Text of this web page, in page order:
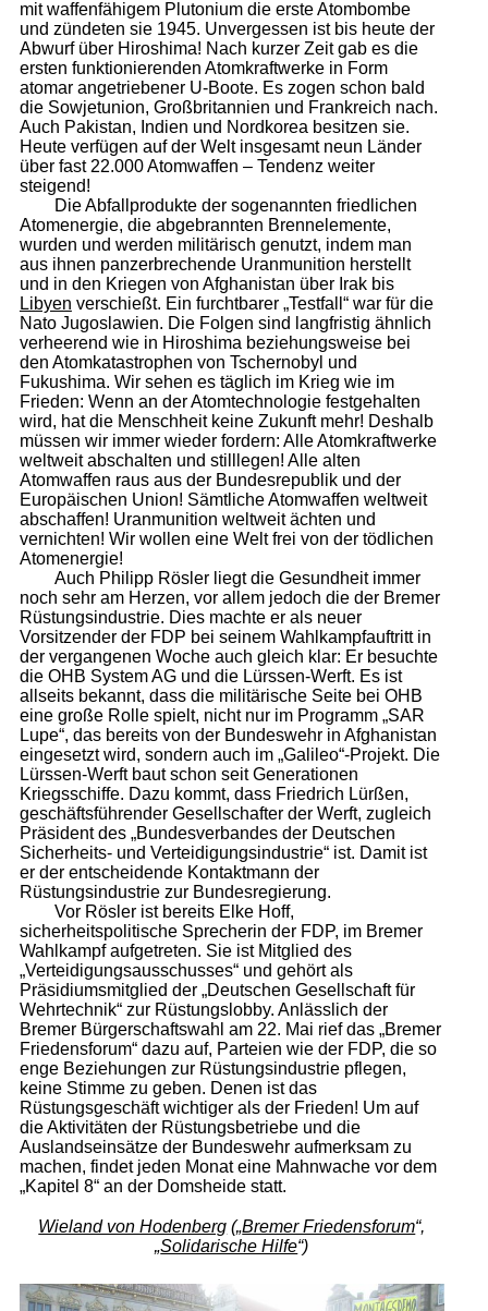
mit waffenfähigem Plutonium die erste Atombombe
und zündeten sie 1945. Unvergessen ist bis heute der
Abwurf über Hiroshima! Nach kurzer Zeit gab es die
ersten funktionierenden Atomkraftwerke in Form
atomar angetriebener U-Boote. Es zogen schon bald
die Sowjetunion, Großbritannien und Frankreich nach.
Auch Pakistan, Indien und Nordkorea besitzen sie.
Heute verfügen auf der Welt insgesamt neun Länder
über fast 22.000 Atomwaffen – Tendenz weiter
steigend!
Die Abfallprodukte der sogenannten friedlichen
Atomenergie, die abgebrannten Brennelemente,
wurden und werden militärisch genutzt, indem man
aus ihnen panzerbrechende Uranmunition herstellt
und in den Kriegen von Afghanistan über Irak bis
Libyen verschießt. Ein furchtbarer „Testfall“ war für die
Nato Jugoslawien. Die Folgen sind langfristig ähnlich
verheerend wie in Hiroshima beziehungsweise bei
den Atomkatastrophen von Tschernobyl und
Fukushima. Wir sehen es täglich im Krieg wie im
Frieden: Wenn an der Atomtechnologie festgehalten
wird, hat die Menschheit keine Zukunft mehr! Deshalb
müssen wir immer wieder fordern: Alle Atomkraftwerke
weltweit abschalten und stilllegen! Alle alten
Atomwaffen raus aus der Bundesrepublik und der
Europäischen Union! Sämtliche Atomwaffen weltweit
abschaffen! Uranmunition weltweit ächten und
vernichten! Wir wollen eine Welt frei von der tödlichen
Atomenergie!
Auch Philipp Rösler liegt die Gesundheit immer
noch sehr am Herzen, vor allem jedoch die der Bremer
Rüstungsindustrie. Dies machte er als neuer
Vorsitzender der FDP bei seinem Wahlkampfauftritt in
der vergangenen Woche auch gleich klar: Er besuchte
die OHB System AG und die Lürssen-Werft. Es ist
allseits bekannt, dass die militärische Seite bei OHB
eine große Rolle spielt, nicht nur im Programm „SAR
Lupe“, das bereits von der Bundeswehr in Afghanistan
eingesetzt wird, sondern auch im „Galileo“-Projekt. Die
Lürssen-Werft baut schon seit Generationen
Kriegsschiffe. Dazu kommt, dass Friedrich Lürßen,
geschäftsführender Gesellschafter der Werft, zugleich
Präsident des „Bundesverbandes der Deutschen
Sicherheits- und Verteidigungsindustrie“ ist. Damit ist
er der entscheidende Kontaktmann der
Rüstungsindustrie zur Bundesregierung.
Vor Rösler ist bereits Elke Hoff,
sicherheitspolitische Sprecherin der FDP, im Bremer
Wahlkampf aufgetreten. Sie ist Mitglied des
„Verteidigungsausschusses“ und gehört als
Präsidiumsmitglied der „Deutschen Gesellschaft für
Wehrtechnik“ zur Rüstungslobby. Anlässlich der
Bremer Bürgerschaftswahl am 22. Mai rief das „Bremer
Friedensforum“ dazu auf, Parteien wie der FDP, die so
enge Beziehungen zur Rüstungsindustrie pflegen,
keine Stimme zu geben. Denen ist das
Rüstungsgeschäft wichtiger als der Frieden! Um auf
die Aktivitäten der Rüstungsbetriebe und die
Auslandseinsätze der Bundeswehr aufmerksam zu
machen, findet jeden Monat eine Mahnwache vor dem
„Kapitel 8“ an der Domsheide statt.
Wieland von Hodenberg („Bremer Friedensforum“,
„Solidarische Hilfe“)